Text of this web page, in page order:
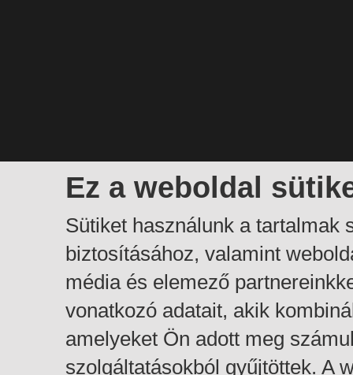
Ez a weboldal
Sütiket használunk a tartalmak
biztosításához, valamint
média és elemező
vonatkozó adatait, akik
amelyeket Ön adott meg
szolgáltatásokból gyűjtöttek. A